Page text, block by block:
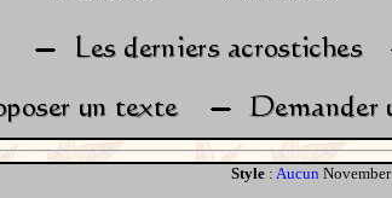
Style : Aucun November